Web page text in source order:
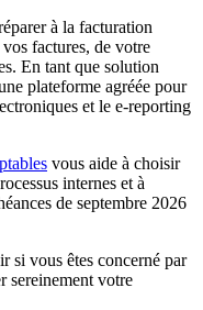
à la facturation
factures, de votre
En tant que solution
plateforme agréée pour
et le e-reporting
vous aide à choisir
internes et à
de septembre 2026
si vous êtes concerné par
sereinement votre